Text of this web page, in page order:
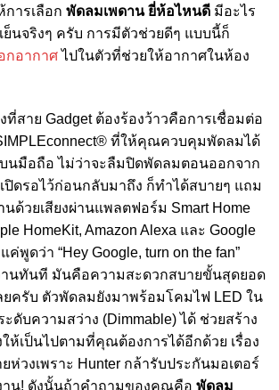
ารเลือก พัดลมเพดาน ยี่ห้อไหนดี มีอะไร
นจริงๆ ครับ การมีตัวช่วยดีๆ แบบนี้ก็
กอากาศ ไปในตัวที่ช่วยให้อากาศในห้อง
ที่สาย Gadget ต้องร้องว้าวคือการเชื่อมต่อ
ที่ให้คุณควบคุมพัดลมได้
นมือถือ ไม่ว่าจะลืมปิดพัดลมตอนออกจาก
ปิดรอไว้ก่อนกลับมาถึง ก็ทำได้สบายๆ แถม
นด้วยเสียงผ่านแพลตฟอร์ม Smart Home
HomeKit, Amazon Alexa และ Google
ค่พูดว่า “Hey Google, turn on the fan”
นทันที มันคือความสะดวกสบายขั้นสุดยอด
ครับ ตัวพัดลมยังมาพร้อมโคมไฟ LED ใน
ดับความสว่าง (Dimmable) ได้ ช่วยสร้าง
ห้เป็นไปตามที่คุณต้องการได้อีกด้วย เรื่อง
วงเพราะ Hunter กล้ารับประกันมอเตอร์
าน! ดังนั้นถ้าคำถามของคุณคือ พัดลม